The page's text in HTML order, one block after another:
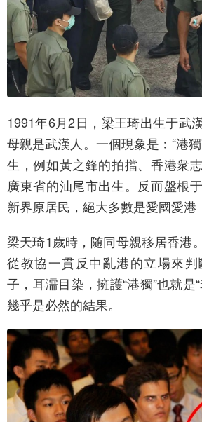
1991年6月2日，梁王琦出生于武
母親是武漢人。一個現象是﹕“港
生，例如黃之鋒的拍擋、香港衆
廣東省的汕尾市出生。反而盤根
新界原居民，絕大多數是愛國愛港
梁天琦1歲時，随同母親移居香港
從教協一貫反中亂港的立場來
子，耳濡目染，擁護“港獨”也就是
幾乎是必然的結果。